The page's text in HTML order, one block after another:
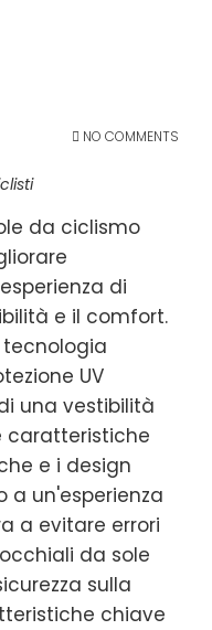
NO COMMENTS
da ciclismo
di
e il comfort.
UV
una vestibilità
caratteristiche
e i design
a un'esperienza
a evitare errori
da sole
sulla
chiave